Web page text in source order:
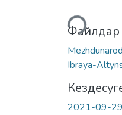
Жүктеу...
Файлдар
Ibraya-
2021-09-29